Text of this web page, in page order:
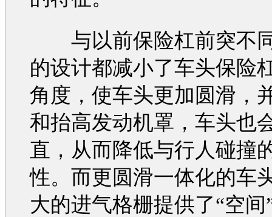
与以前保险杠前突不
的设计都减小了车头保险
角度，使车头更加圆滑，
和抬高发动机罩，车头也
直，从而降低与行人碰撞
性。而更圆滑一体化的车
大的进气格栅提供了“空间